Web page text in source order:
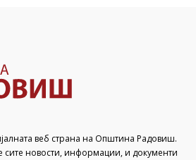
веб страна на Општина Радовиш.
сите новости, информации, и документи